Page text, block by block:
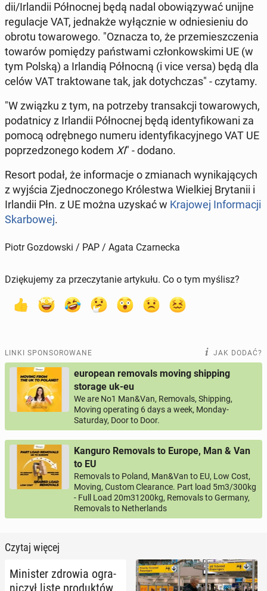
dii/Ir­lan­dii Pół­noc­nej będą nadal obo­wią­zy­wać unijne
re­gu­la­cje VAT, jed­nak­że wy­łącz­nie w od­nie­sie­niu do
obrotu to­wa­ro­we­go. "Oznacza to, że prze­miesz­cze­nia
towarów po­mię­dzy pań­stwa­mi człon­kow­ski­mi UE (w
tym Polską) a Ir­lan­dią Pół­noc­ną (i vice versa) będą dla
celów VAT trak­to­wa­ne tak, jak do­tych­czas" - czytamy.
"W związku z tym, na po­trze­by trans­ak­cji to­wa­ro­wych,
po­dat­ni­cy z Ir­lan­dii Pół­noc­nej będą iden­ty­fi­ko­wa­ni za
pomocą od­ręb­ne­go numeru iden­ty­fi­ka­cyj­ne­go VAT UE
po­prze­dzo­ne­go kodem XI" - dodano.
Resort podał, że in­for­ma­cje o zmia­nach wy­ni­ka­ją­cych
z wyjścia Zjed­no­czo­ne­go Kró­le­stwa Wiel­kiej Bry­ta­nii i
Ir­lan­dii Płn. z UE można uzyskać w Kra­jo­wej In­for­ma­cji
Skar­bo­wej.
Piotr Gozdowski / PAP / Agata Czarnecka
Dziękujemy za przeczytanie artykułu. Co o tym myślisz?
LINKI SPONSOROWANE JAK DODAĆ?
european removals moving shipping
storage uk-eu
We are No1 Man&Van, Removals, Shipping,
Moving operating 6 days a week, Monday-
Saturday, Door to Door.
Kanguro Removals to Europe, Man & Van
to EU
Removals to Poland, Man&Van to EU, Low Cost,
Moving, Custom Clearance. Part load 5m3/300kg
- Full Load 20m31200kg, Removals to Germany,
Removals to Netherlands
Czytaj więcej
Mi­ni­ster zdrowia ogra­
ni­czył listę pro­duk­tów